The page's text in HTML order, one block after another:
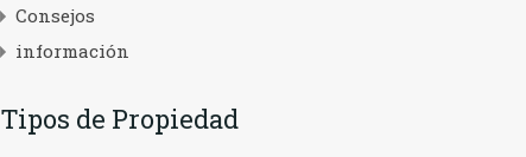
Consejos
información
Tipos de Propiedad